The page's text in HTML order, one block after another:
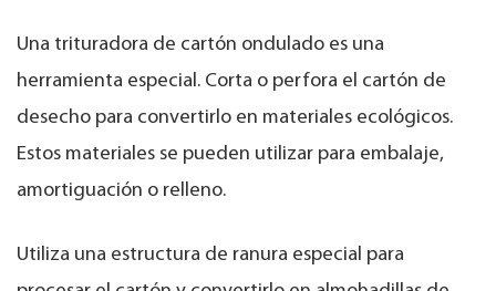
Una trituradora de cartón ondulado es una
herramienta especial. Corta o perfora el cartón de
desecho para convertirlo en materiales ecológicos.
Estos materiales se pueden utilizar para embalaje,
amortiguación o relleno.
Utiliza una estructura de ranura especial para